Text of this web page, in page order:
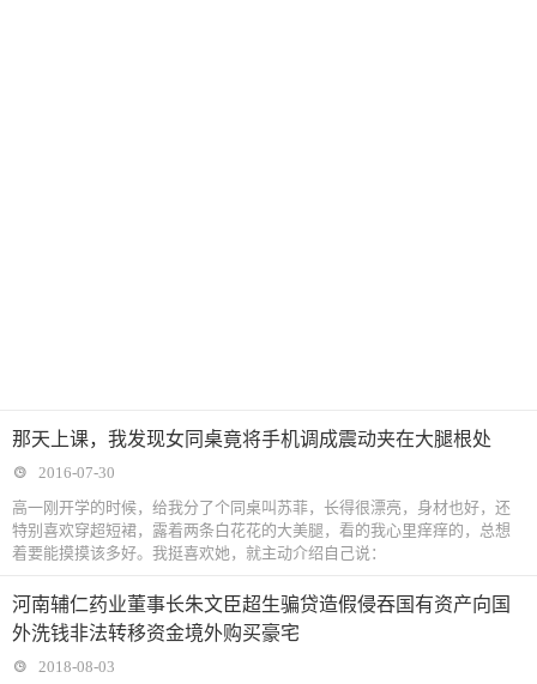
那天上课，我发现女同桌竟将手机调成震动夹在大腿根处
2016-07-30
高一刚开学的时候，给我分了个同桌叫苏菲，长得很漂亮，身材也好，还
特别喜欢穿超短裙，露着两条白花花的大美腿，看的我心里痒痒的，总想
着要能摸摸该多好。我挺喜欢她，就主动介绍自己说：
河南辅仁药业董事长朱文臣超生骗贷造假侵吞国有资产向国
外洗钱非法转移资金境外购买豪宅
2018-08-03